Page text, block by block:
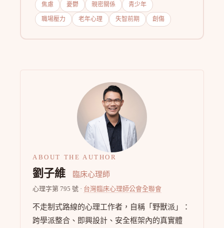
焦慮 憂鬱 親密關係 青少年
職場壓力 老年心理 失智前期 創傷
ABOUT THE AUTHOR
劉子維 臨床心理師
心理字第 795 號 · 台灣臨床心理師公會全聯會
不走制式路線的心理工作者，自稱「野獸派」：
跨學派整合、即興設計、安全框架內的真實體